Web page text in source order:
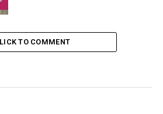
TO COMMENT